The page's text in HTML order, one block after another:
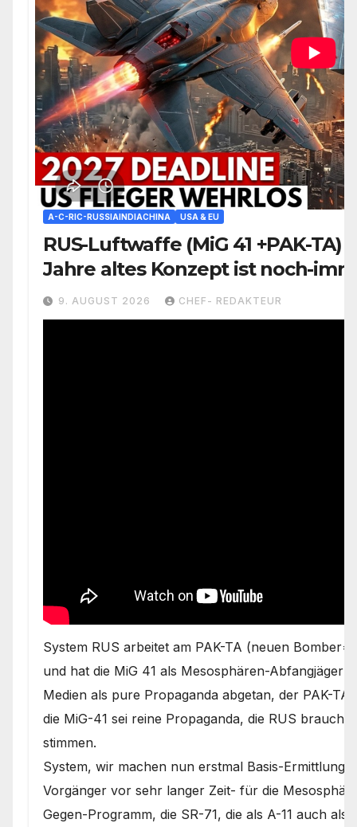
A-C-RIC-RUSSIAINDIACHINA USA & EU
RUS-Luftwaffe (MiG 41 +PAK-
Jahre altes Konzept ist noch-
aktiv
9. AUGUST 2026 CHEF- REDAKTEUR
System RUS arbeitet am PAK-TA (neuen
und hat die MiG 41 als Mesosphären-Abfangjäger
Medien als pure Propaganda abgetan, der PAK-
die MiG-41 sei reine Propaganda, die RUS
stimmen.
System, wir machen nun erstmal Basis-
Vorgänger vor sehr langer Zeit- für die
Gegen-Programm, die SR-71, die als A-11 auch